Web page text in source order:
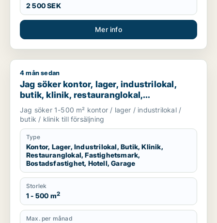
2 500 SEK
Mer info
Jag söker kontor, lager, industrilokal, butik, klinik,
4 mån sedan
Jag söker kontor, lager, industrilokal,
butik, klinik, restauranglokal,
fastighetsmark, bostadsfastighet, hotell
eller garage till salu i Linköping,
Falkenberg eller Varberg m.fl.
Jag söker 1-500 m² kontor / lager / industrilokal /
butik / klinik till försäljning
Type
Kontor, Lager, Industrilokal, Butik, Klinik,
Restauranglokal, Fastighetsmark,
Bostadsfastighet, Hotell, Garage
Storlek
1 - 500 m2
Max. per månad